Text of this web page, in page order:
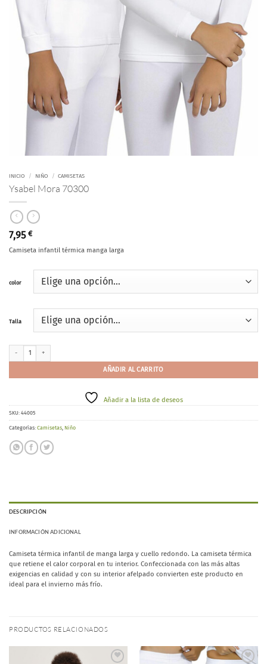
INICIO / NIÑO / CAMISETAS
Ysabel Mora 70300
7,95 €
Camiseta infantil térmica manga larga
color
Talla
Ysabel Mora 70300 cantidad
AÑADIR AL CARRITO
Añadir a la lista de deseos
SKU: 44005
Categorías: Camisetas, Niño
DESCRIPCIÓN
INFORMACIÓN ADICIONAL
Camiseta térmica infantil de manga larga y cuello redondo. La camiseta térmica
que retiene el calor corporal en tu interior. Confeccionada con las más altas
exigencias en calidad y con su interior afelpado convierten este producto en
ideal para el invierno más frío.
PRODUCTOS RELACIONADOS